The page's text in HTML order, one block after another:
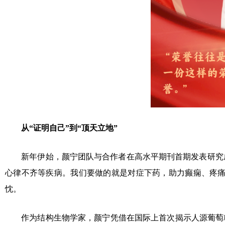
从“证明自己”到“顶天立地”
新年伊始，颜宁团队与合作者在高水平期刊首期发表研
心律不齐等疾病。我们要做的就是对症下药，助力癫痫、疼
忱。
作为结构生物学家，颜宁凭借在国际上首次揭示人源葡